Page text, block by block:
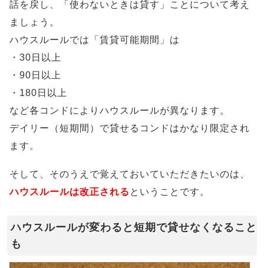
話を戻し、「使わないときは貸す」ことについて考え
ましょう。
ハウスルールでは「賃貸可能期間」は
・30日以上
・90日以上
・180日以上
など各コンドによりハウスルールが異なります。
デイリー（短期間）で貸せるコンドはかなり限定され
ます。
そして、そのうえで覚えておいていただきたいのは、
ハウスルールは改正される ということです。
ハウスルールが変わると短期で貸せなくなること
も